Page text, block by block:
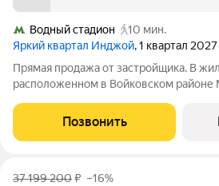
Водный стадион
10 мин.
Яркий квартал Инджой, 1 квартал 2027
Прямая продажа от застройщика. В
расположенном в Войковском районе
расположена на 10 этаже 12-этажного
квартале бизнес-класса Инджой.
Позвонить
37 199 200₽ –16%